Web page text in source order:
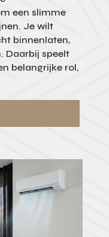
een slimme
Je wilt
binnenlaten,
Daarbij speelt
belangrijke rol,